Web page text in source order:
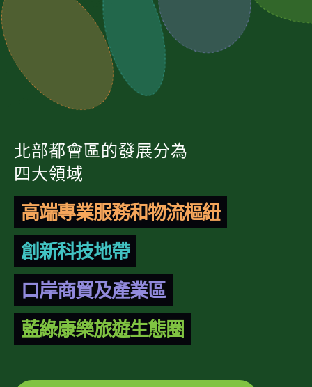
北部都會區的發展分為
四大領域
高端專業服務和物流樞紐
創新科技地帶
口岸商貿及產業區
藍綠康樂旅遊生態圈